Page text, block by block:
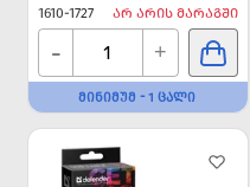
1610-1727
ᲐᲠ ᲐᲠᲘᲡ ᲛᲐᲠᲐᲒᲨᲘ
- +
ᲛᲘᲜᲘᲛᲣᲛ - 1 ᲪᲐᲚᲘ